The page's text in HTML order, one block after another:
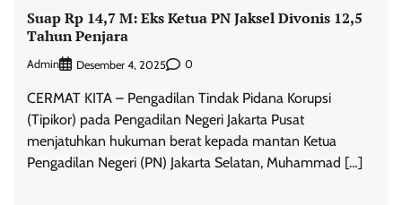
Suap Rp 14,7 M: Eks Ketua PN Jaksel Divonis 12,5
Tahun Penjara
Admin Desember 4, 2025 0
CERMAT KITA – Pengadilan Tindak Pidana Korupsi
(Tipikor) pada Pengadilan Negeri Jakarta Pusat
menjatuhkan hukuman berat kepada mantan Ketua
Pengadilan Negeri (PN) Jakarta Selatan, Muhammad […]